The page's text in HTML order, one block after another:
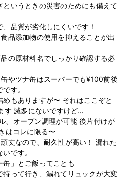
いうときの災害のためにも備えて
品質が劣化しにくいです！
品添加物の使用を抑えることが出
の原材料名でしっかり確認する必
やツナ缶はスーパーでも¥100前後
す。
もありますが〜 それはここぞと
す 滅多にないですけど…
オーブン調理が可能 後片付けが
はコレに限る〜
丈なので、耐久性が高い！ 漏れた
です。
缶」とご飯ってことも
持って行き、漏れてリュックが大変